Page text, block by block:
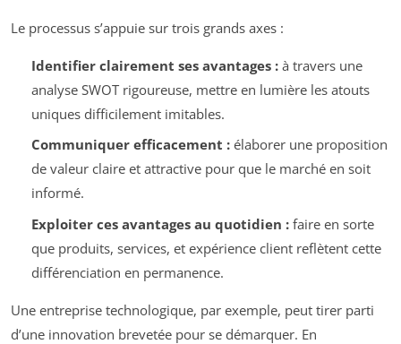
Le processus s’appuie sur trois grands axes :
Identifier clairement ses avantages :à travers une
analyse SWOT rigoureuse, mettre en lumière les atouts
uniques difficilement imitables.
Communiquer efficacement :élaborer une proposition
de valeur claire et attractive pour que le marché en soit
informé.
Exploiter ces avantages au quotidien :faire en sorte
que produits, services, et expérience client reflètent cette
différenciation en permanence.
Une entreprise technologique, par exemple, peut tirer parti
d’une innovation brevetée pour se démarquer. En